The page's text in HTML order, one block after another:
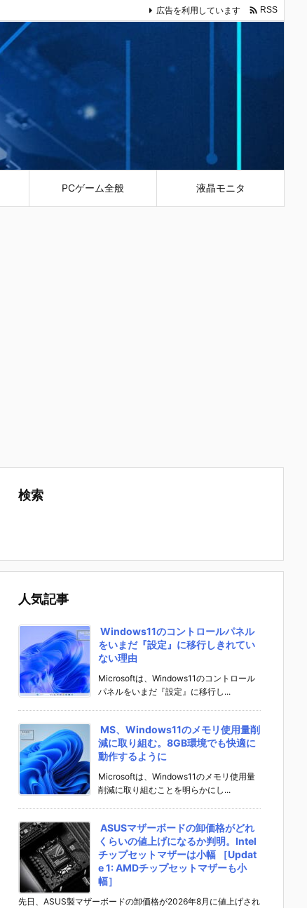
PCゲーム全般 液晶モニタ
広告を利用しています  RSS
検索
人気記事
Windows11のコントロールパネル
をいまだ『設定』に移行しきれてい
ない理由
Microsoftは、Windows11のコントロール
パネルをいまだ『設定』に移行し...
MS、Windows11のメモリ使用量削
減に取り組む。8GB環境でも快適に
動作するように
Microsoftは、Windows11のメモリ使用量
削減に取り組むことを明らかにし...
ASUSマザーボードの卸価格がどれ
くらいの値上げになるか判明。Intel
チップセットマザーは小幅 ［Updat
e 1: AMDチップセットマザーも小
幅］
先日、ASUS製マザーボードの卸価格が2026年8月に値上げされ